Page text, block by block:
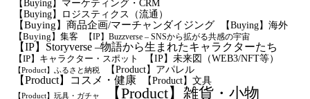
【Buying】マーケティング・CRM
【buying】ロジスティクス（流通）
【Buying】商品企画/マーチャンダイジング 【Buying】海外
【Buying】集客 【IP】Buzzverse – SNSから拡がる共感の宇宙
【IP】Storyverse –物語から生まれたキャラクターたち
【IP】キャラクター・スポット 【IP】未来図（WEB3/NFT等）
【Product】ふるさと納税 【Product】アパレル
【Product】コスメ・健康 【Product】文具
【Product】玩具・ガチャ 【Product】雑貨・小物